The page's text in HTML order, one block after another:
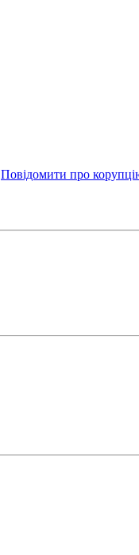
Повідомити про